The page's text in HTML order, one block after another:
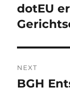
Previous
post:
dotEU
NEXT
Next
BGH